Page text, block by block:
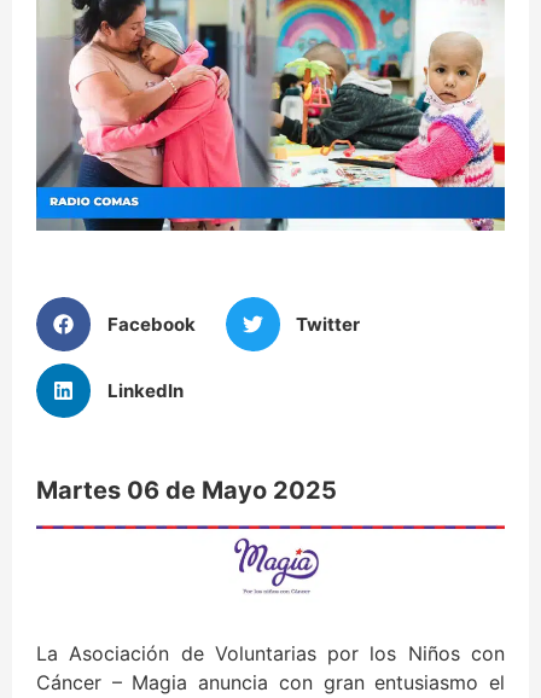
Facebook Twitter
LinkedIn
Martes 06 de Mayo 2025
La Asociación de Voluntarias por los Niños con
Cáncer – Magia anuncia con gran entusiasmo el